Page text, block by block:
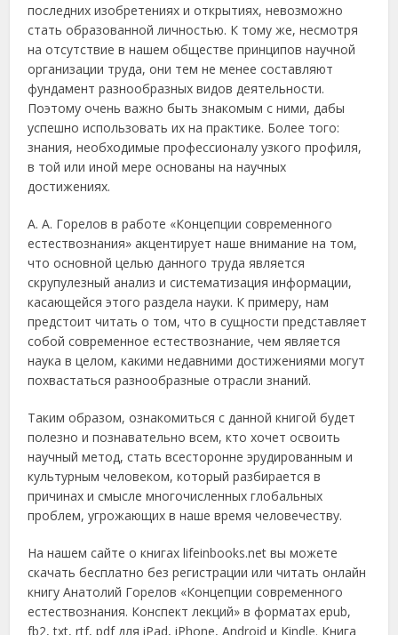
последних изобретениях и открытиях, невозможно
стать образованной личностью. К тому же, несмотря
на отсутствие в нашем обществе принципов научной
организации труда, они тем не менее составляют
фундамент разнообразных видов деятельности.
Поэтому очень важно быть знакомым с ними, дабы
успешно использовать их на практике. Более того:
знания, необходимые профессионалу узкого профиля,
в той или иной мере основаны на научных
достижениях.
А. А. Горелов в работе «Концепции современного
естествознания» акцентирует наше внимание на том,
что основной целью данного труда является
скрупулезный анализ и систематизация информации,
касающейся этого раздела науки. К примеру, нам
предстоит читать о том, что в сущности представляет
собой современное естествознание, чем является
наука в целом, какими недавними достижениями могут
похвастаться разнообразные отрасли знаний.
Таким образом, ознакомиться с данной книгой будет
полезно и познавательно всем, кто хочет освоить
научный метод, стать всесторонне эрудированным и
культурным человеком, который разбирается в
причинах и смысле многочисленных глобальных
проблем, угрожающих в наше время человечеству.
На нашем сайте о книгах lifeinbooks.net вы можете
скачать бесплатно без регистрации или читать онлайн
книгу Анатолий Горелов «Концепции современного
естествознания. Конспект лекций» в форматах epub,
fb2, txt, rtf, pdf для iPad, iPhone, Android и Kindle. Книга